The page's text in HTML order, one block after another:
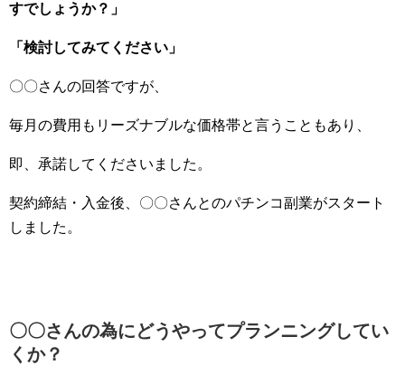
すでしょうか？」
「検討してみてください」
〇〇さんの回答ですが、
毎月の費用もリーズナブルな価格帯と言うこともあり、
即、承諾してくださいました。
契約締結・入金後、〇〇さんとのパチンコ副業がスタート
しました。
〇〇さんの為にどうやってプランニングしてい
くか？